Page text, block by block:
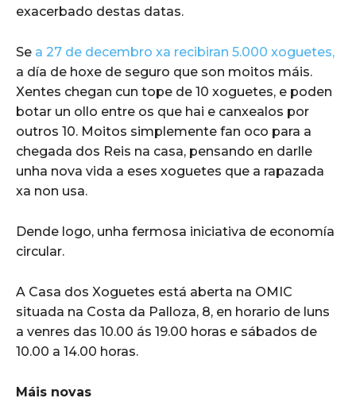
exacerbado destas datas.
Se a 27 de decembro xa recibiran 5.000 xoguetes,
a día de hoxe de seguro que son moitos máis.
Xentes chegan cun tope de 10 xoguetes, e poden
botar un ollo entre os que hai e canxealos por
outros 10. Moitos simplemente fan oco para a
chegada dos Reis na casa, pensando en darlle
unha nova vida a eses xoguetes que a rapazada
xa non usa.
Dende logo, unha fermosa iniciativa de economía
circular.
A Casa dos Xoguetes está aberta na OMIC
situada na Costa da Palloza, 8, en horario de luns
a venres das 10.00 ás 19.00 horas e sábados de
10.00 a 14.00 horas.
Máis novas